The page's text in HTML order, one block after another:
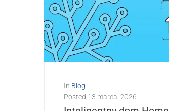
In Blog
Posted 13 marca, 2026